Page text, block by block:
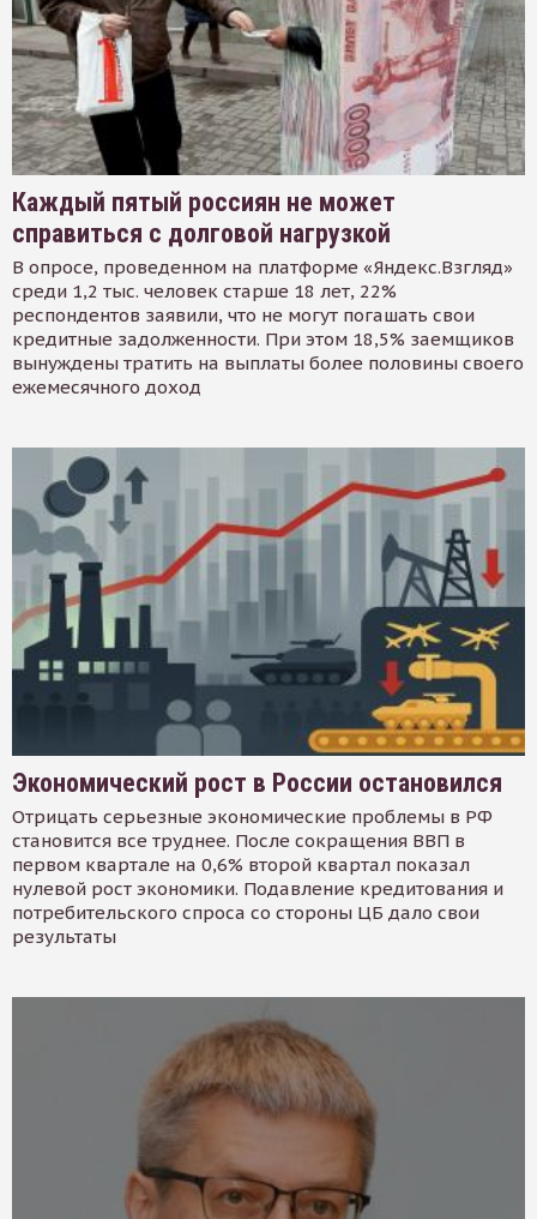
Каждый пятый россиян не может
справиться с долговой нагрузкой
В опросе, проведенном на платформе «Яндекс.Взгляд»
среди 1,2 тыс. человек старше 18 лет, 22%
респондентов заявили, что не могут погашать свои
кредитные задолженности. При этом 18,5% заемщиков
вынуждены тратить на выплаты более половины своего
ежемесячного доход
Экономический рост в России остановился
Отрицать серьезные экономические проблемы в РФ
становится все труднее. После сокращения ВВП в
первом квартале на 0,6% второй квартал показал
нулевой рост экономики. Подавление кредитования и
потребительского спроса со стороны ЦБ дало свои
результаты